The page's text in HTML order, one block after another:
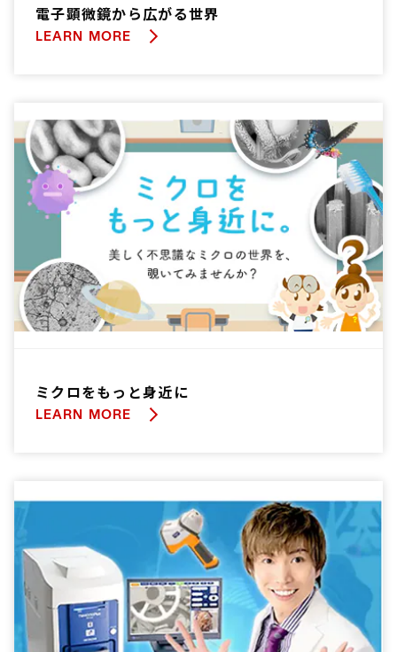
電子顕微鏡から広がる世界
LEARN MORE
ミクロをもっと身近に
LEARN MORE